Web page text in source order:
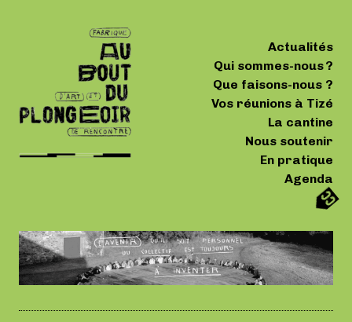
Actualités
Qui sommes-nous ?
Que faisons-nous ?
Vos réunions à Tizé
La cantine
Nous soutenir
En pratique
Agenda